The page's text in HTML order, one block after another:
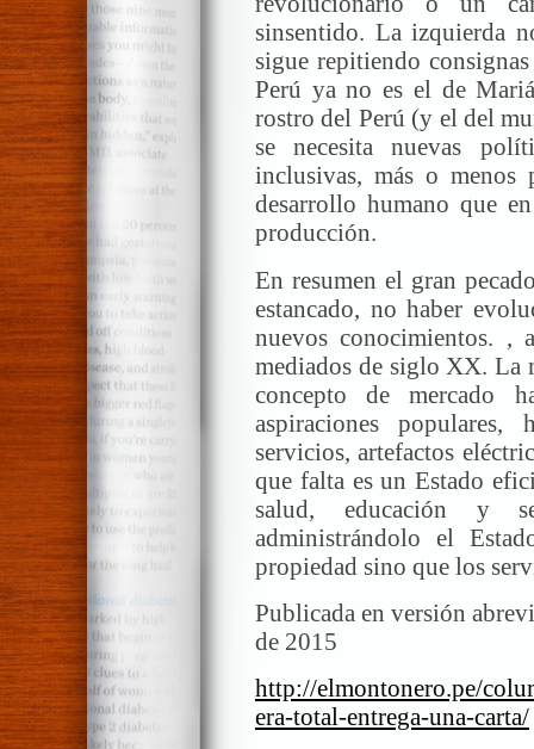
sinsentido. La izquierda
sigue repitiendo
Perú ya no es el de
rostro del Perú (y el del
se necesita nuevas
inclusivas, más o menos
desarrollo humano que
producción.
En resumen el gran
estancado, no haber
nuevos conocimientos. ,
mediados de siglo XX. La
concepto de mercado
aspiraciones
servicios, artefactos
que falta es un Estado
salud, educación y
administrándolo el
propiedad sino que los
Publicada en versión
de 2015
http://elmontonero.pe/
era-total-entrega-una-carta/